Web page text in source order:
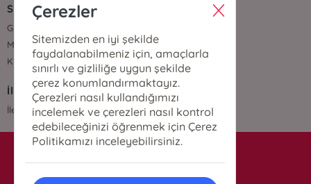
Sözleşmeler
Gizlilik Sözleşmesi
Mesafeli Satış Sözleşmesi
Kullanıcı Sözleşmesi
İletişim
İletişim
info@yenicerikitabevi.com
Çerezler
Sitemizden en iyi şekilde
faydalanabilmeniz için, amaçlarla
sınırlı ve gizliliğe uygun şekilde
çerez konumlandırmaktayız.
Çerezleri nasıl kullandığımızı
incelemek ve çerezleri nasıl kontrol
edebileceğinizi öğrenmek için Çerez
Politikamızı inceleyebilirsiniz.